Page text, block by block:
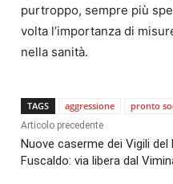
purtroppo, sempre più
volta l’importanza di
nella sanità.
TAGS aggressione pronto
Articolo precedente
Nuove caserme dei Vigili del
Fuscaldo: via libera dal